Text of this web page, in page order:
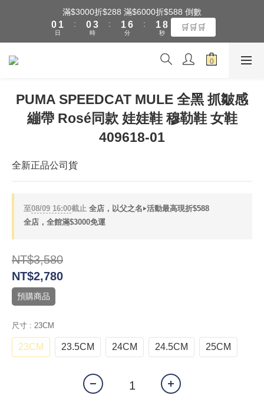
全館滿$3000享『超商』免運費
滿$3000折$288 滿$6000折$588 倒數
0
2
1
0
日
:
1
0
4
3
2
時
:
2
1
0
7
6
5
0
分
:
2
1
0
9
8
7
5
2
1
秒
🛒🛒🛒
全館滿$3000享『超商』免運費
PUMA SPEEDCAT MULE 全黑 抓皺感
繃帶 Rosé同款 娃娃鞋 穆勒鞋 女鞋
409618-01
全新正品公司貨
至08/09 16:00截止 全店，以父之名‣活動最高現折$588
全店，全館滿$3000免運
NT$3,580
NT$2,780
預購商品
尺寸 : 23CM
23CM 23.5CM 24CM 24.5CM 25CM